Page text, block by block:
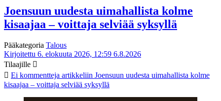
Joensuun uudesta uimahallista kolme
kisaajaa – voittaja selviää syksyllä
Pääkategoria Talous
Kirjoitettu 6. elokuuta 2026, 12:59 6.8.2026
Tilaajille
Ei kommentteja artikkeliin Joensuun uudesta uimahallista kolme
kisaajaa – voittaja selviää syksyllä